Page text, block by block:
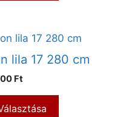
lila 17 280 cm
Ft